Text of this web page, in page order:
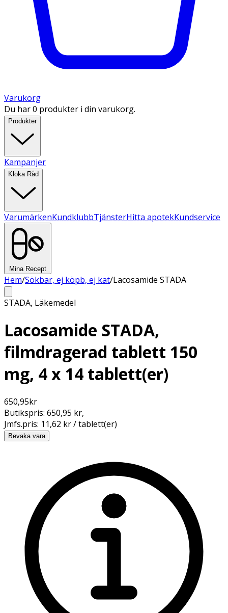
Varukorg
Du har 0 produkter i din varukorg.
Produkter
Kampanjer
Kloka Råd
VarumärkenKundklubbTjänsterHitta apotekKundservice
Mina Recept
Hem/Sökbar, ej köpb, ej kat/Lacosamide STADA
STADA, Läkemedel
Lacosamide STADA,
filmdragerad tablett 150
mg, 4 x 14 tablett(er)
650,95kr
Butikspris: 650,95 kr,
Jmfs.pris: 11,62 kr / tablett(er)
Bevaka vara